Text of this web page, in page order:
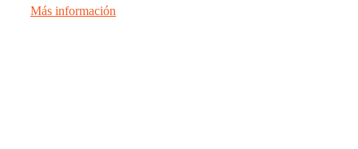
Más información